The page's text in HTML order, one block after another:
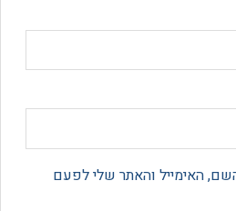
והאתר שלי לפעם